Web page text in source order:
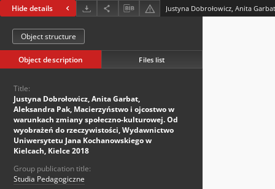
Hide details
Object structure
Object description Files list
Title:
Justyna Dobrołowicz, Anita Garbat,
Aleksandra Pak, Macierzyństwo i ojcostwo w
warunkach zmiany społeczno-kulturowej. Od
wyobrażeń do rzeczywistości, Wydawnictwo
Uniwersytetu Jana Kochanowskiego w
Kielcach, Kielce 2018
Group publication title:
Studia Pedagogiczne